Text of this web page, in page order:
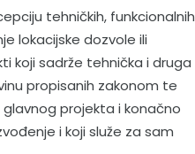
tehničkih, funkcionalnih
lokacijske dozvole ili
koji sadrže tehnička i druga
propisanih zakonom te
projekta i konačno
i koji služe za sam